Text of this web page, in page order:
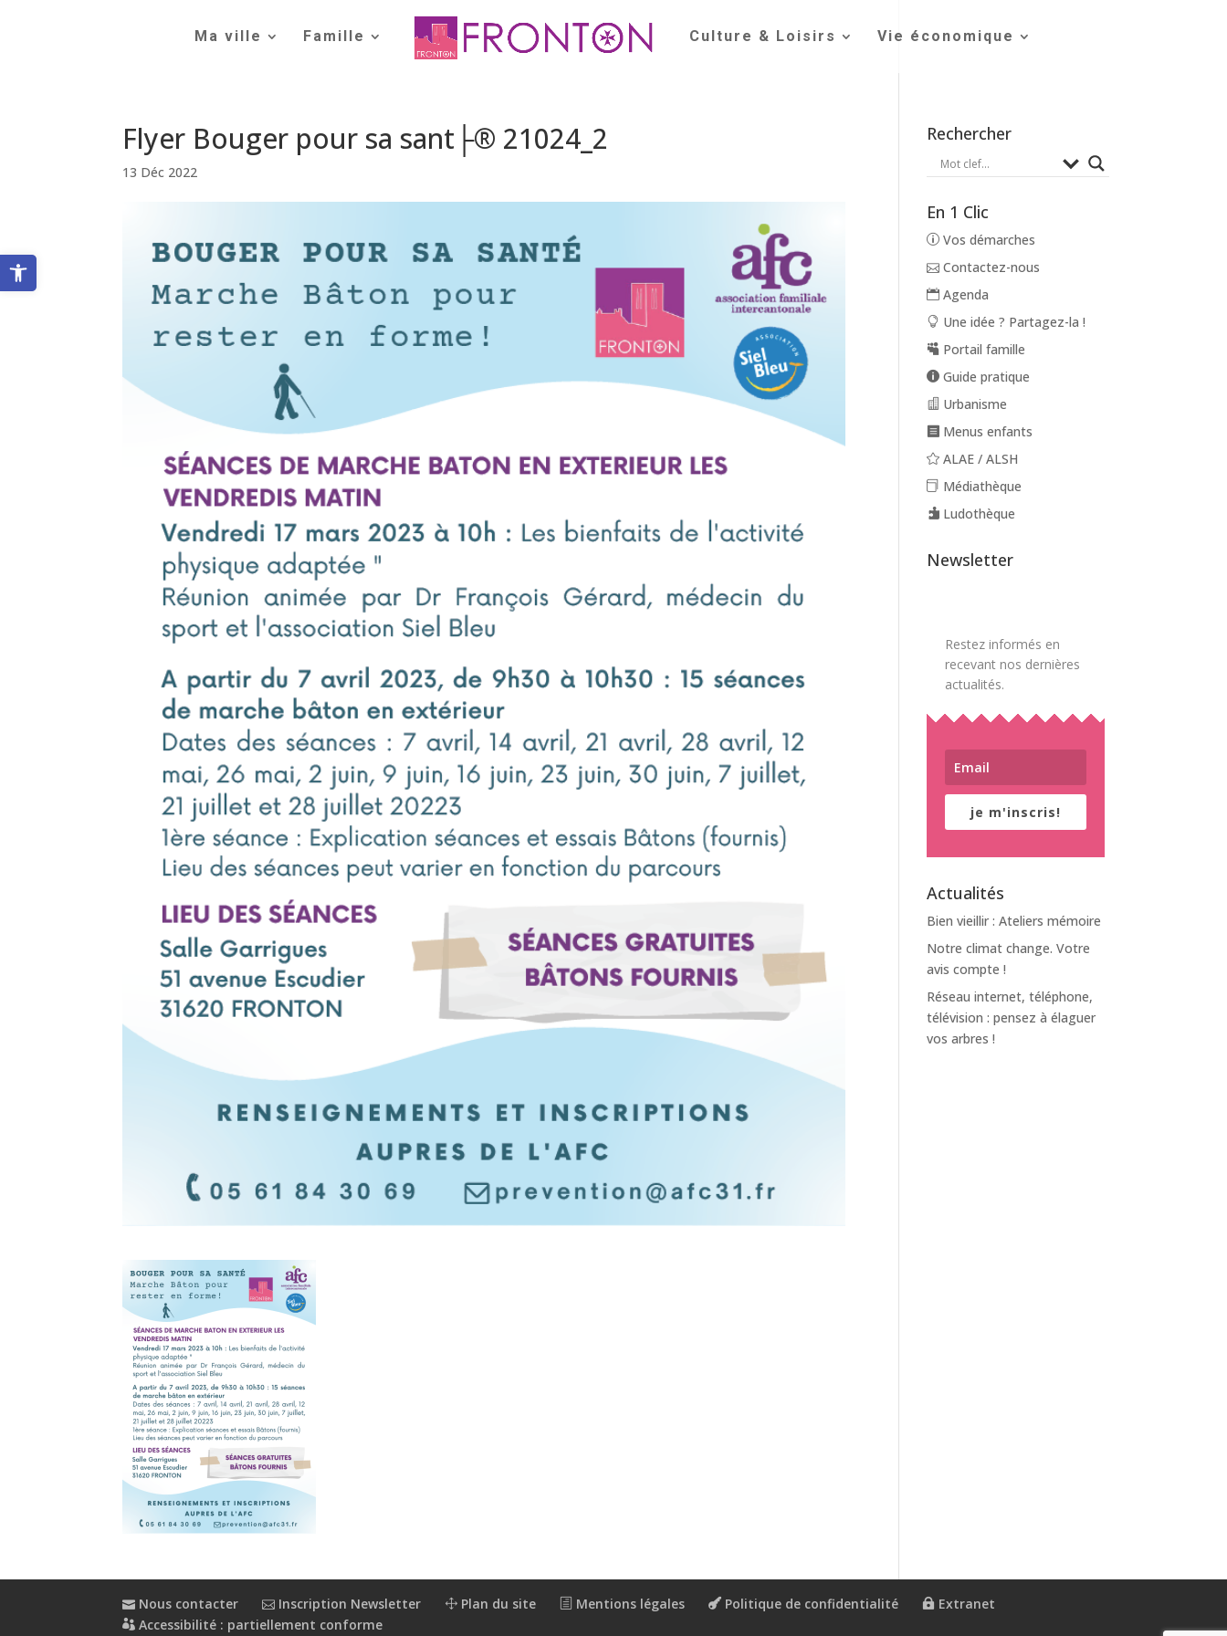
Ouvrir la barre d’outils
Ma ville Famille Culture & Loisirs Vie économique
Flyer Bouger pour sa sant├® 21024_2
13 Déc 2022
Rechercher
En 1 Clic
Vos démarches
Contactez-nous
Agenda
Une idée ? Partagez-la !
Portail famille
Guide pratique
Urbanisme
Menus enfants
ALAE / ALSH
Médiathèque
Ludothèque
Newsletter
Restez informés en
recevant nos dernières
actualités.
je m'inscris!
Actualités
Bien vieillir : Ateliers mémoire
Notre climat change. Votre
avis compte !
Réseau internet, téléphone,
télévision : pensez à élaguer
vos arbres !
Nous contacter Inscription Newsletter Plan du site Mentions légales Politique de confidentialité
Extranet
Accessibilité : partiellement conforme